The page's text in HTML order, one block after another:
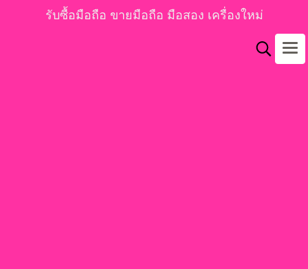
รับซื้อมือถือ ขายมือถือ มือสอง เครื่องใหม่